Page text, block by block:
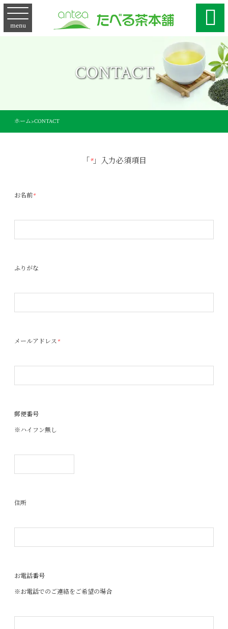
menu 
CONTACT
ホーム>CONTACT
「 *」入力必須項目
お名前*
ふりがな
メールアドレス *
郵便番号
※ハイフン無し
住所
お電話番号
※お電話でのご連絡をご希望の場合